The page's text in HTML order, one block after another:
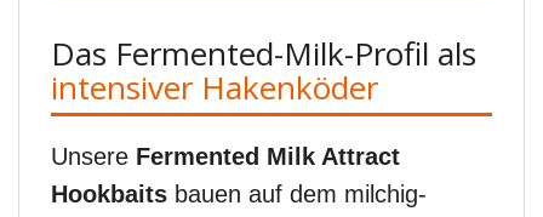
Das Fermented-Milk-Profil als
intensiver Hakenköder
Unsere Fermented Milk Attract
Hookbaits bauen auf dem milchig-